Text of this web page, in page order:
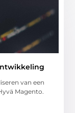
van een
Magento.